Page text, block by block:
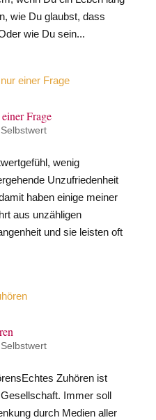
wie Du glaubst, dass
wie Du sein...
Frage
wenig
Unzufriedenheit
haben einige meiner
aus unzähligen
und sie leisten oft
Zuhören ist
Immer soll
durch Medien aller